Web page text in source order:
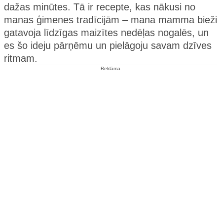
dažas minūtes. Tā ir recepte, kas nākusi no
manas ģimenes tradīcijām – mana mamma bieži
gatavoja līdzīgas maizītes nedēļas nogalēs, un
es šo ideju pārņēmu un pielāgoju savam dzīves
ritmam.
Reklāma